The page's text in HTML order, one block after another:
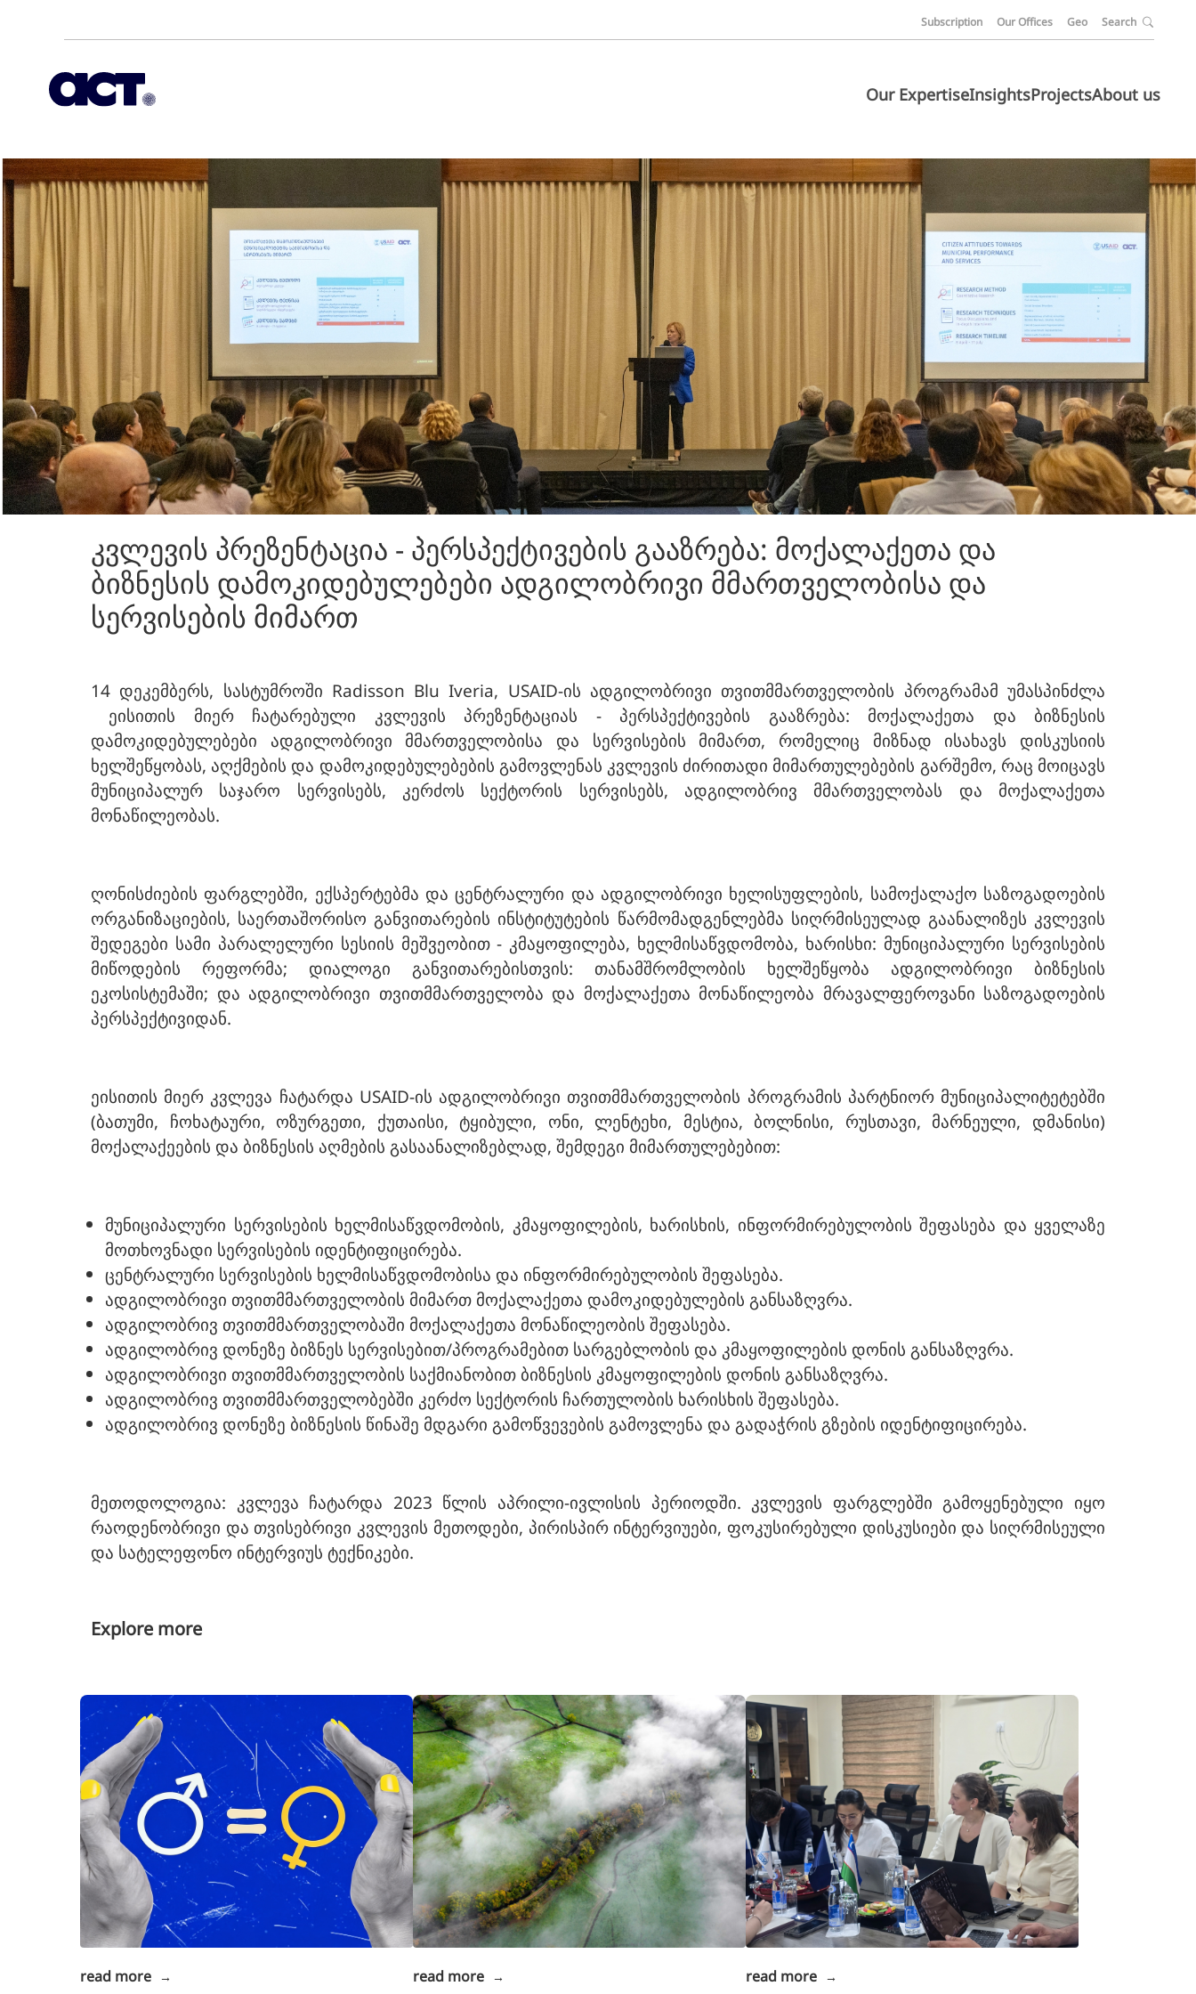
Subscription Our Offices Geo Search
Our ExpertiseInsightsProjectsAbout us
კვლევის პრეზენტაცია - პერსპექტივების გააზრება: მოქალაქეთა და
ბიზნესის დამოკიდებულებები ადგილობრივი მმართველობისა და
სერვისების მიმართ
14 დეკემბერს, სასტუმროში Radisson Blu Iveria, USAID-ის ადგილობრივი თვითმმართველობის პროგრამამ უმასპინძლა
ეისითის მიერ ჩატარებული კვლევის პრეზენტაციას - პერსპექტივების გააზრება: მოქალაქეთა და ბიზნესის
დამოკიდებულებები ადგილობრივი მმართველობისა და სერვისების მიმართ, რომელიც მიზნად ისახავს დისკუსიის
ხელშეწყობას, აღქმების და დამოკიდებულებების გამოვლენას კვლევის ძირითადი მიმართულებების გარშემო, რაც მოიცავს
მუნიციპალურ საჯარო სერვისებს, კერძოს სექტორის სერვისებს, ადგილობრივ მმართველობას და მოქალაქეთა
მონაწილეობას.
ღონისძიების ფარგლებში, ექსპერტებმა და ცენტრალური და ადგილობრივი ხელისუფლების, სამოქალაქო საზოგადოების
ორგანიზაციების, საერთაშორისო განვითარების ინსტიტუტების წარმომადგენლებმა სიღრმისეულად გაანალიზეს კვლევის
შედეგები სამი პარალელური სესიის მეშვეობით - კმაყოფილება, ხელმისაწვდომობა, ხარისხი: მუნიციპალური სერვისების
მიწოდების რეფორმა; დიალოგი განვითარებისთვის: თანამშრომლობის ხელშეწყობა ადგილობრივი ბიზნესის
ეკოსისტემაში; და ადგილობრივი თვითმმართველობა და მოქალაქეთა მონაწილეობა მრავალფეროვანი საზოგადოების
პერსპექტივიდან.
ეისითის მიერ კვლევა ჩატარდა USAID-ის ადგილობრივი თვითმმართველობის პროგრამის პარტნიორ მუნიციპალიტეტებში
(ბათუმი, ჩოხატაური, ოზურგეთი, ქუთაისი, ტყიბული, ონი, ლენტეხი, მესტია, ბოლნისი, რუსთავი, მარნეული, დმანისი)
მოქალაქეების და ბიზნესის აღმების გასაანალიზებლად, შემდეგი მიმართულებებით:
მუნიციპალური სერვისების ხელმისაწვდომობის, კმაყოფილების, ხარისხის, ინფორმირებულობის შეფასება და ყველაზე
მოთხოვნადი სერვისების იდენტიფიცირება.
ცენტრალური სერვისების ხელმისაწვდომობისა და ინფორმირებულობის შეფასება.
ადგილობრივი თვითმმართველობის მიმართ მოქალაქეთა დამოკიდებულების განსაზღვრა.
ადგილობრივ თვითმმართველობაში მოქალაქეთა მონაწილეობის შეფასება.
ადგილობრივ დონეზე ბიზნეს სერვისებით/პროგრამებით სარგებლობის და კმაყოფილების დონის განსაზღვრა.
ადგილობრივი თვითმმართველობის საქმიანობით ბიზნესის კმაყოფილების დონის განსაზღვრა.
ადგილობრივ თვითმმართველობებში კერძო სექტორის ჩართულობის ხარისხის შეფასება.
ადგილობრივ დონეზე ბიზნესის წინაშე მდგარი გამოწვევების გამოვლენა და გადაჭრის გზების იდენტიფიცირება.
მეთოდოლოგია: კვლევა ჩატარდა 2023 წლის აპრილი-ივლისის პერიოდში. კვლევის ფარგლებში გამოყენებული იყო
რაოდენობრივი და თვისებრივი კვლევის მეთოდები, პირისპირ ინტერვიუები, ფოკუსირებული დისკუსიები და სიღრმისეული
და სატელეფონო ინტერვიუს ტექნიკები.
Explore more
read more → read more → read more →